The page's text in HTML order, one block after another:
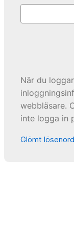
När du
webbläsare.
inte logga in
Glömt lösenord